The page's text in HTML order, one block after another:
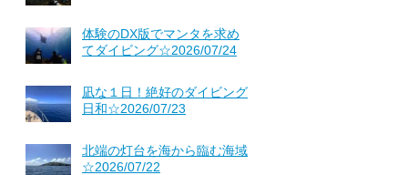
体験のDX版でマンタを求め
てダイビング☆2026/07/24
凪な１日！絶好のダイビング
日和☆2026/07/23
北端の灯台を海から臨む海域
☆2026/07/22